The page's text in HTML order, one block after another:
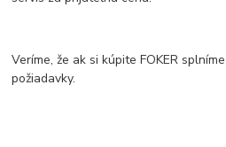
Veríme, že ak si kúpite FOKER
požiadavky.